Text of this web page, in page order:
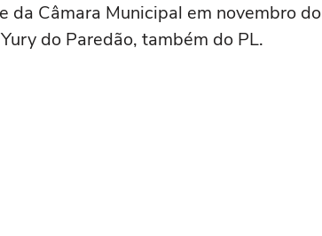
da Câmara Municipal em novembro do
do Paredão, também do PL.